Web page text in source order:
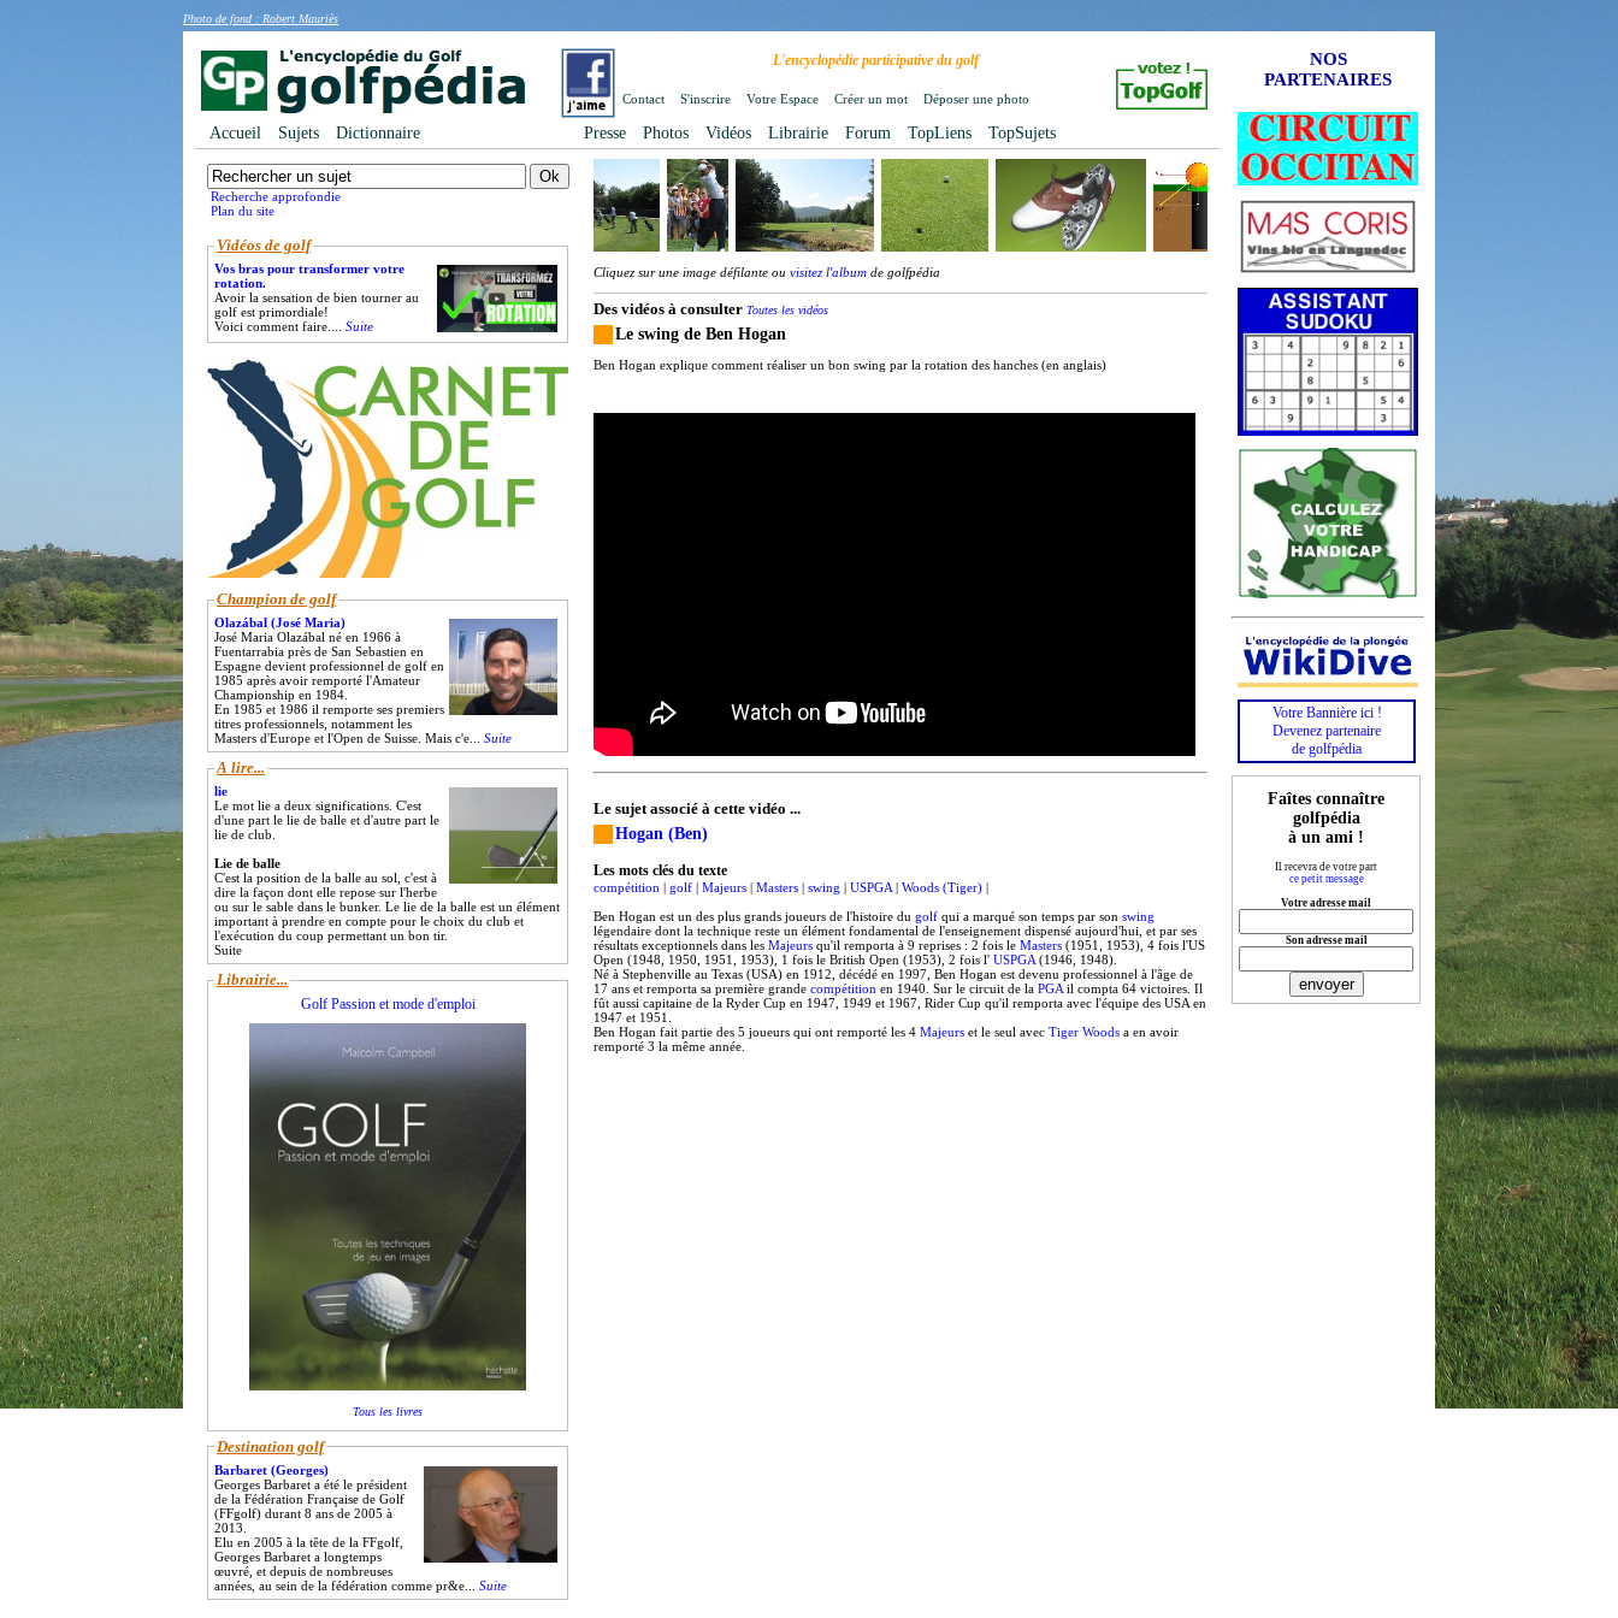
Photo de fond : Robert Mauriès
L'encyclopédie participative du golf
Contact S'inscrire Votre Espace Créer un mot Déposer une photo
Accueil Sujets Dictionnaire Presse Photos Vidéos Librairie Forum TopLiens TopSujets
Cliquez sur une image défilante ou visitez l'album de golfpédia
Des vidéos à consulter Toutes les vidéos
Le swing de Ben Hogan
Ben Hogan explique comment réaliser un bon swing par la rotation des hanches (en anglais)
Le sujet associé à cette vidéo ...
Hogan (Ben)
Les mots clés du texte
compétition | golf | Majeurs | Masters | swing | USPGA | Woods (Tiger) |
Ben Hogan est un des plus grands joueurs de l'histoire du golf qui a marqué son temps par son swing
légendaire dont la technique reste un élément fondamental de l'enseignement dispensé aujourd'hui, et par ses
résultats exceptionnels dans les Majeurs qu'il remporta à 9 reprises : 2 fois le Masters (1951, 1953), 4 fois l'US
Open (1948, 1950, 1951, 1953), 1 fois le British Open (1953), 2 fois l' USPGA (1946, 1948).
Né à Stephenville au Texas (USA) en 1912, décédé en 1997, Ben Hogan est devenu professionnel à l'âge de
17 ans et remporta sa première grande compétition en 1940. Sur le circuit de la PGA il compta 64 victoires. Il
fût aussi capitaine de la Ryder Cup en 1947, 1949 et 1967, Rider Cup qu'il remporta avec l'équipe des USA en
1947 et 1951.
Ben Hogan fait partie des 5 joueurs qui ont remporté les 4 Majeurs et le seul avec Tiger Woods a en avoir
remporté 3 la même année.
Recherche approfondie
Plan du site
Vidéos de golf
Vos bras pour transformer votre
rotation.
Avoir la sensation de bien tourner au
golf est primordiale!
Voici comment faire.... Suite
Champion de golf
Olazábal (José Maria)
José Maria Olazábal né en 1966 à
Fuentarrabia près de San Sebastien en
Espagne devient professionnel de golf en
1985 après avoir remporté l'Amateur
Championship en 1984.
En 1985 et 1986 il remporte ses premiers
titres professionnels, notamment les
Masters d'Europe et l'Open de Suisse. Mais c'e... Suite
A lire...
lie
Le mot lie a deux significations. C'est
d'une part le lie de balle et d'autre part le
lie de club.
Lie de balle
C'est la position de la balle au sol, c'est à
dire la façon dont elle repose sur l'herbe
ou sur le sable dans le bunker. Le lie de la balle est un élément
important à prendre en compte pour le choix du club et
l'exécution du coup permettant un bon tir.
Suite
Librairie...
Golf Passion et mode d'emploi
Tous les livres
Destination golf
Barbaret (Georges)
Georges Barbaret a été le président
de la Fédération Française de Golf
(FFgolf) durant 8 ans de 2005 à
2013.
Elu en 2005 à la tête de la FFgolf,
Georges Barbaret a longtemps
œuvré, et depuis de nombreuses
années, au sein de la fédération comme pr&e... Suite
NOS
PARTENAIRES
Votre Bannière ici !
Devenez partenaire
de golfpédia
Faîtes connaître
golfpédia
à un ami !
Il recevra de votre part
ce petit message
Votre adresse mail
Son adresse mail